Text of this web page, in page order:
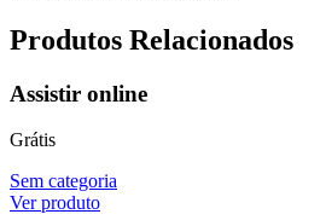
Produtos Relacionados
Assistir online
Grátis
Sem categoria
Ver produto